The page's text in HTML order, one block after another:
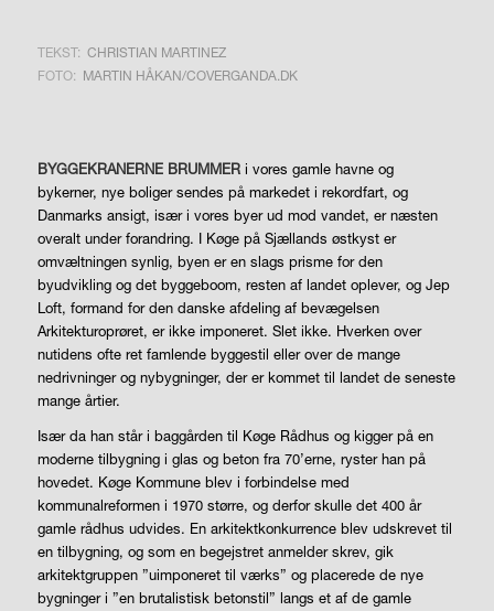
TEKST: CHRISTIAN MARTINEZ
FOTO: MARTIN HÅKAN/COVERGANDA.DK
BYGGEKRANERNE BRUMMERi vores gamle havne og
bykerner, nye boliger sendes på markedet i rekordfart, og
Danmarks ansigt, især i vores byer ud mod vandet, er næsten
overalt under forandring. I Køge på Sjællands østkyst er
omvæltningen synlig, byen er en slags prisme for den
byudvikling og det byggeboom, resten af landet oplever, og Jep
Loft, formand for den danske afdeling af bevægelsen
Arkitekturoprøret, er ikke imponeret. Slet ikke. Hverken over
nutidens ofte ret famlende byggestil eller over de mange
nedrivninger og nybygninger, der er kommet til landet de seneste
mange årtier.
Især da han står i baggården til Køge Rådhus og kigger på en
moderne tilbygning i glas og beton fra 70’erne, ryster han på
hovedet. Køge Kommune blev i forbindelse med
kommunalreformen i 1970 større, og derfor skulle det 400 år
gamle rådhus udvides. En arkitektkonkurrence blev udskrevet til
en tilbygning, og som en begejstret anmelder skrev, gik
arkitektgruppen ”uimponeret til værks” og placerede de nye
bygninger i ”en brutalistisk betonstil” langs et af de gamle